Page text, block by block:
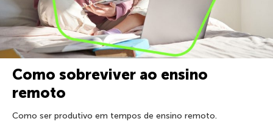
Como sobreviver ao ensino
remoto
Como ser produtivo em tempos de ensino remoto.